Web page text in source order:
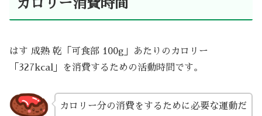
カロリー消費時間
はす 成熟 乾「可食部 100g」あたりのカロリー
「327kcal」を消費するための活動時間です。
カロリー分の消費をするために必要な運動だ